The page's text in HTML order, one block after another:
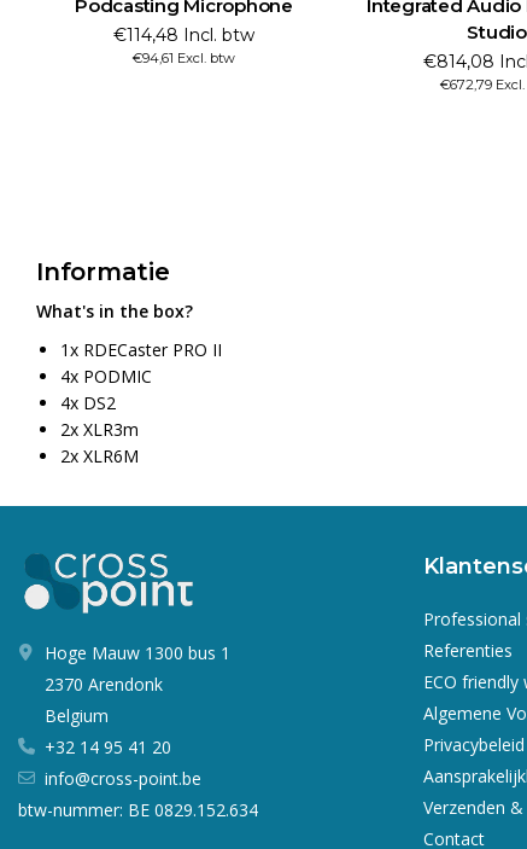
Podcasting Microphone
€114,48 Incl. btw
€94,61 Excl. btw
Integrated
Studio
€814,08
€672,79
Informatie
What's in the box?
1x RDECaster PRO II
4x PODMIC
4x DS2
2x XLR3m
2x XLR6M
Hoge Mauw 1300 bus 1
2370 Arendonk
Belgium
+32 14 95 41 20
info@cross-point.be
btw-nummer: BE 0829.152.634
Professional
Referenties
ECO friendly
Algemene
Privacybeleid
Verzenden
Contact